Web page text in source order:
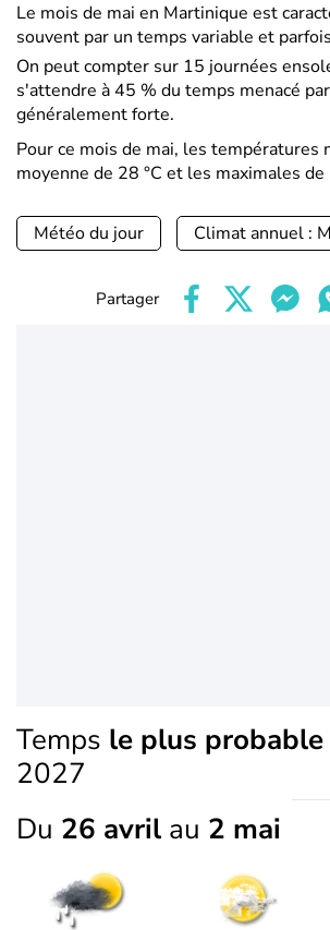
Le mois de mai en Martinique est
souvent par un temps variable et
On peut compter sur 15 journées
s'attendre à 45 % du temps menacé
généralement forte.
Pour ce mois de mai, les températures
moyenne de 28 °C et les maximales de
Météo du jour Climat annuel :
Partager
Temps le plus probable
2027
Du 26 avril au 2 mai